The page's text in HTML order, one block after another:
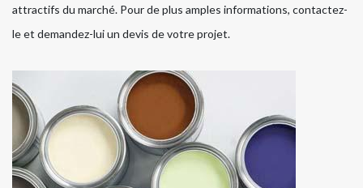
attractifs du marché. Pour de plus amples informations, contactez-
le et demandez-lui un devis de votre projet.